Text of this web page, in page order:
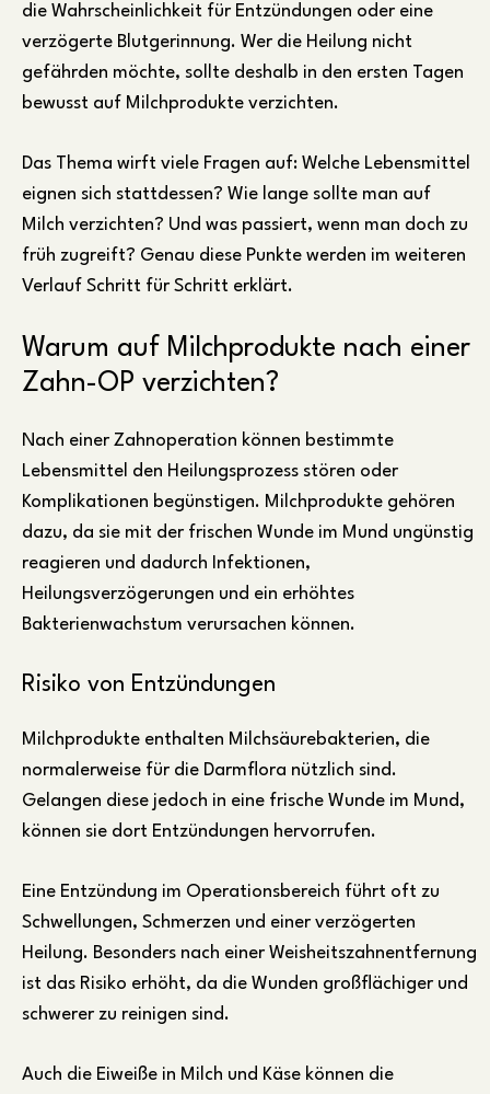
die Wahrscheinlichkeit für Entzündungen oder eine
verzögerte Blutgerinnung. Wer die Heilung nicht
gefährden möchte, sollte deshalb in den ersten Tagen
bewusst auf Milchprodukte verzichten.
Das Thema wirft viele Fragen auf: Welche Lebensmittel
eignen sich stattdessen? Wie lange sollte man auf
Milch verzichten? Und was passiert, wenn man doch zu
früh zugreift? Genau diese Punkte werden im weiteren
Verlauf Schritt für Schritt erklärt.
Warum auf Milchprodukte nach einer
Zahn-OP verzichten?
Nach einer Zahnoperation können bestimmte
Lebensmittel den Heilungsprozess stören oder
Komplikationen begünstigen. Milchprodukte gehören
dazu, da sie mit der frischen Wunde im Mund ungünstig
reagieren und dadurch Infektionen,
Heilungsverzögerungen und ein erhöhtes
Bakterienwachstum verursachen können.
Risiko von Entzündungen
Milchprodukte enthalten Milchsäurebakterien, die
normalerweise für die Darmflora nützlich sind.
Gelangen diese jedoch in eine frische Wunde im Mund,
können sie dort Entzündungen hervorrufen.
Eine Entzündung im Operationsbereich führt oft zu
Schwellungen, Schmerzen und einer verzögerten
Heilung. Besonders nach einer Weisheitszahnentfernung
ist das Risiko erhöht, da die Wunden großflächiger und
schwerer zu reinigen sind.
Auch die Eiweiße in Milch und Käse können die